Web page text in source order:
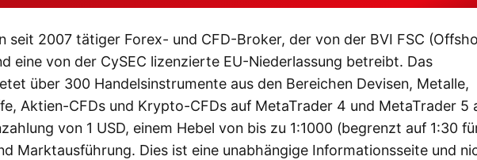
seit 2007 tätiger Forex- und CFD-Broker, der von der BVI FSC
eine von der CySEC lizenzierte EU-Niederlassung betreibt. Das
über 300 Handelsinstrumente aus den Bereichen Devisen, Metalle,
Aktien-CFDs und Krypto-CFDs auf MetaTrader 4 und MetaTrader 5
von 1 USD, einem Hebel von bis zu 1:1000 (begrenzt auf 1:30
Marktausführung. Dies ist eine unabhängige Informationsseite und